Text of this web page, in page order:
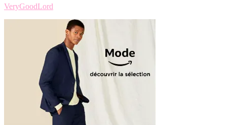
VeryGoodLord